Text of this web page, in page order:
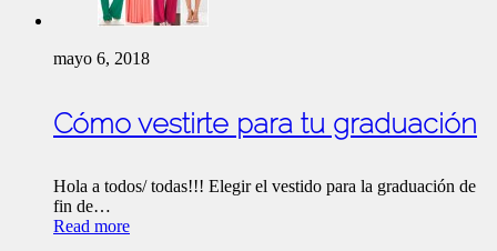
mayo 6, 2018
Cómo vestirte para tu graduación
Hola a todos/ todas!!! Elegir el vestido para la graduación de
fin de…
Read more